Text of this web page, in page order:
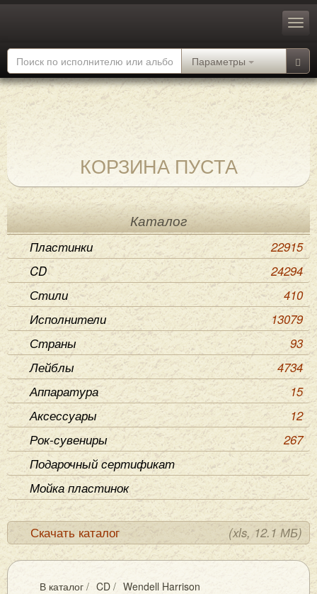
Параметры
КОРЗИНА ПУСТА
Каталог
Пластинки
22915
CD
24294
Стили
410
Исполнители
13079
Страны
93
Лейблы
4734
Аппаратура
15
Аксессуары
12
Рок-сувениры
267
Подарочный сертификат
Мойка пластинок
Скачать каталог (xls, 12.1 МБ)
В каталог / CD / Wendell Harrison